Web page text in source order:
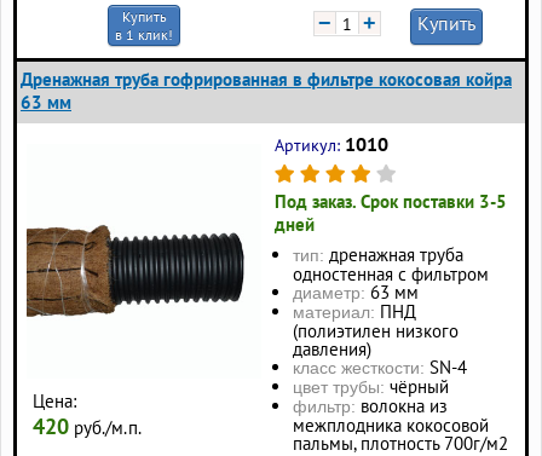
Купить
в 1 клик!
− + Купить
Дренажная труба гофрированная в фильтре кокосовая койра
63 мм
Цена:
420 руб./м.п.
Артикул: 1010
Под заказ. Срок поставки 3-5
дней
тип: дренажная труба
одностенная с фильтром
диаметр: 63 мм
материал: ПНД
(полиэтилен низкого
давления)
класс жесткости: SN-4
цвет трубы: чёрный
фильтр: волокна из
межплодника кокосовой
пальмы, плотность 700г/м2